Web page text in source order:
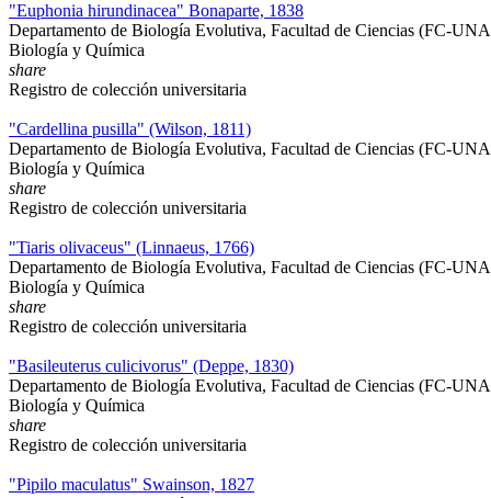
"Euphonia hirundinacea" Bonaparte, 1838
Departamento de Biología Evolutiva, Facultad de Ciencias (FC-
Biología y Química
share
Registro de colección universitaria
"Cardellina pusilla" (Wilson, 1811)
Departamento de Biología Evolutiva, Facultad de Ciencias (FC-
Biología y Química
share
Registro de colección universitaria
"Tiaris olivaceus" (Linnaeus, 1766)
Departamento de Biología Evolutiva, Facultad de Ciencias (FC-
Biología y Química
share
Registro de colección universitaria
"Basileuterus culicivorus" (Deppe, 1830)
Departamento de Biología Evolutiva, Facultad de Ciencias (FC-
Biología y Química
share
Registro de colección universitaria
"Pipilo maculatus" Swainson, 1827